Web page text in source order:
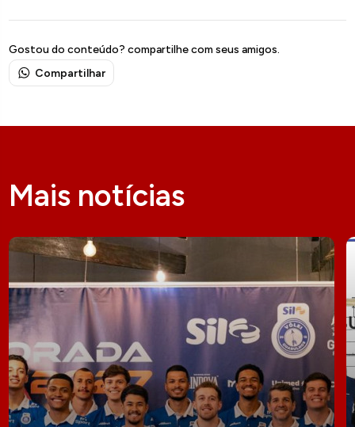
Gostou do conteúdo? compartilhe com seus amigos.
Compartilhar
Mais notícias